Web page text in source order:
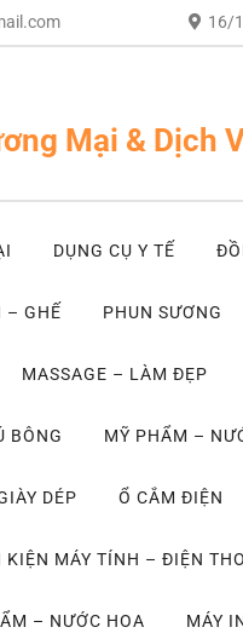
16/
Mại & Dịch
DỤNG CỤ Y TẾ
– GHẾ PHUN SƯƠNG
MASSAGE – LÀM ĐẸP
BÔNG MỸ PHẨM –
DÉP Ổ CẮM ĐIỆN
KIỆN MÁY TÍNH – ĐIỆN
– NƯỚC HOA MÁY